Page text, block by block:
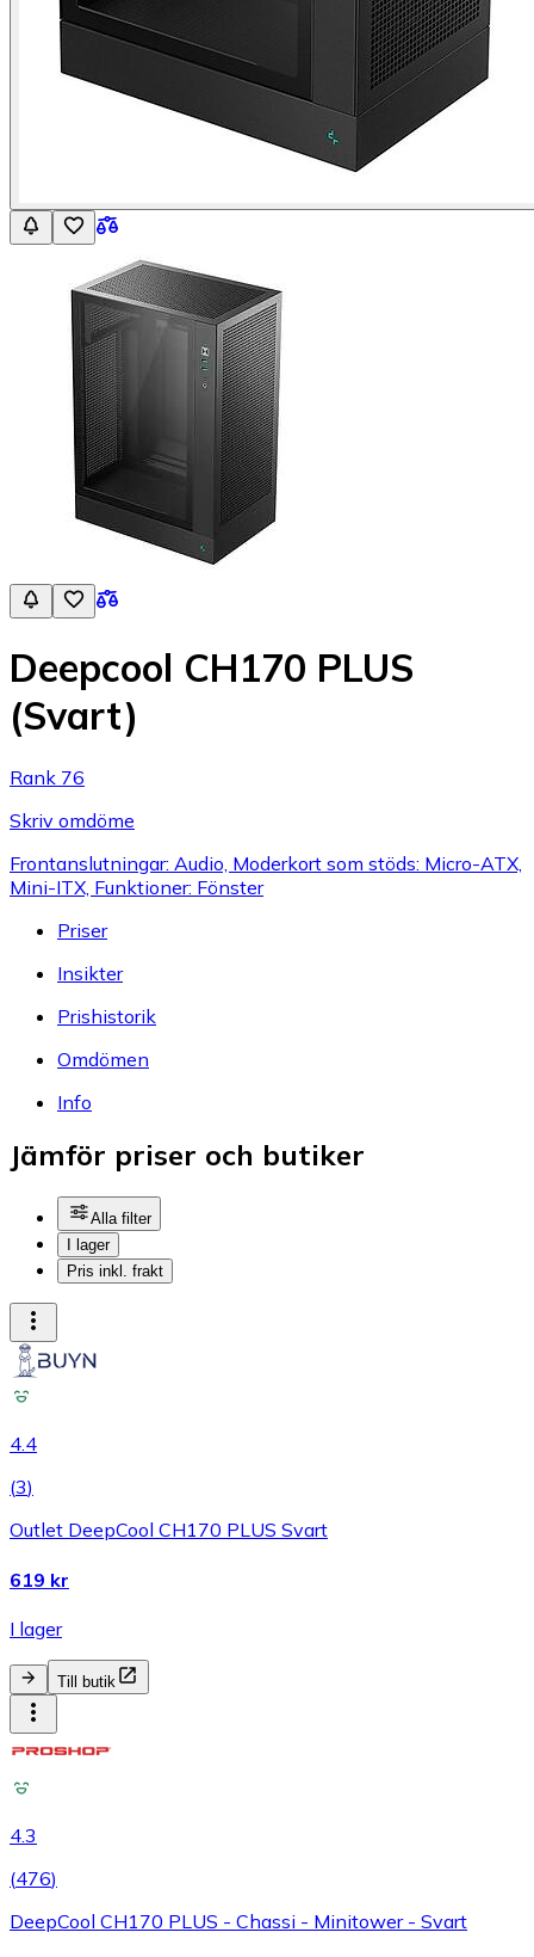
Deepcool CH170 PLUS
(Svart)
Rank 76
Skriv omdöme
Frontanslutningar: Audio, Moderkort som stöds: Micro-ATX,
Mini-ITX, Funktioner: Fönster
Priser
Insikter
Prishistorik
Omdömen
Info
Jämför priser och butiker
Alla filter
I lager
Pris inkl. frakt
4.4
(3)
Outlet DeepCool CH170 PLUS Svart
619 kr
I lager
Till butik
4.3
(476)
DeepCool CH170 PLUS - Chassi - Minitower - Svart